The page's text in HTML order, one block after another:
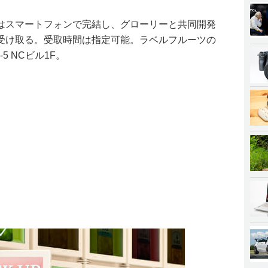
スマートフォンで完結し、グローリーと共同開発
け取る。受取時間は指定可能。ラベルフルーツの
NCビル1F。